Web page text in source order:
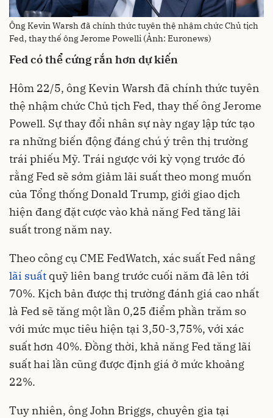
Ông Kevin Warsh đã chính thức tuyên thệ nhậm chức Chủ tịch
Fed, thay thế ông Jerome Powelli (Ảnh: Euronews)
Fed có thể cứng rắn hơn dự kiến
Hôm 22/5, ông Kevin Warsh đã chính thức tuyên
thệ nhậm chức Chủ tịch Fed, thay thế ông Jerome
Powell. Sự thay đổi nhân sự này ngay lập tức tạo
ra những biến động đáng chú ý trên thị trường
trái phiếu Mỹ. Trái ngược với kỳ vọng trước đó
rằng Fed sẽ sớm giảm lãi suất theo mong muốn
của Tổng thống Donald Trump, giới giao dịch
hiện đang đặt cược vào khả năng Fed tăng lãi
suất trong năm nay.
Theo công cụ CME FedWatch, xác suất Fed nâng
lãi suất quỹ liên bang trước cuối năm đã lên tới
70%. Kịch bản được thị trường đánh giá cao nhất
là Fed sẽ tăng một lần 0,25 điểm phần trăm so
với mức mục tiêu hiện tại 3,50-3,75%, với xác
suất hơn 40%. Đồng thời, khả năng Fed tăng lãi
suất hai lần cũng được định giá ở mức khoảng
22%.
Tuy nhiên, ông John Briggs, chuyên gia tại